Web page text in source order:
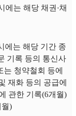
에는 해당 채권·채
에는 해당 기간 종
기록 등의 통신사
청약철회 등에
재화 등의 공급에
관한 기록(6개월)
월)